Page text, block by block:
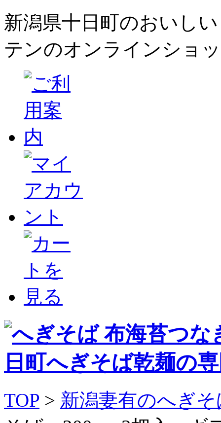
新潟県十日町のおいし
テンのオンラインショ
TOP > 新潟妻有のへぎそ